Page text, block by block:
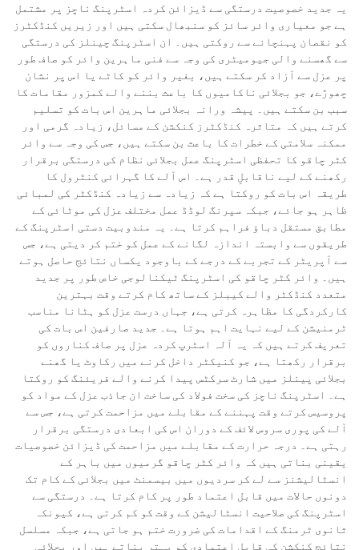
یہ جدید خصوصیت درستگی سے ڈیزائن کردہ اسٹرپنگ ناچز پر مشتمل
ہے جو معیاری وائر سائز کو سنبھال سکتی ہیں اور زیریں کنڈکٹرز
کو نقصان پہنچانے سے روکتی ہیں۔ ان اسٹرپنگ چینلز کی درستگی
سے گھسنے والی جیومیٹری کی وجہ سے فنی ماہرین وائر کو صاف طور
پر عزل سے آزاد کر سکتے ہیں، بغیر وائر کو کاٹے یا اس پر نشان
چھوڑے، جو بجلائی ناکامیوں کا باعث بننے والے کمزور مقامات کا
سبب بن سکتے ہیں۔ پیشہ ورانہ بجلائی ماہرین اس بات کو تسلیم
کرتے ہیں کہ متاثرہ کنڈکٹرز کنکشن کے مسائل، زیادہ گرمی اور
ممکنہ سلامتی کے خطرات کا باعث بن سکتے ہیں، جس کی وجہ سے وائر
کٹر چاقو کا تحفظی اسٹرپنگ عمل بجلائی نظام کی درستگی برقرار
رکھنے کے لیے ناقابلِ قدر ہے۔ اس آلے کا گہرائی کنٹرول کا
طریقہ اس بات کو روکتا ہے کہ زیادہ سے زیادہ کنڈکٹر کی لمبائی
ظاہر ہو جائے، جبکہ سپرنگ لوڈڈ عمل مختلف عزل کی موٹائی کے
مطابق مستقل دباؤ فراہم کرتا ہے۔ یہ مندوبیت دستی اسٹرپنگ کے
طریقوں سے وابستہ اندازہ لگانے کے عمل کو ختم کر دیتی ہے، جس
سے آپریٹر کے تجربے کے درجے کے باوجود یکساں نتائج حاصل ہوتے
ہیں۔ وائر کٹر چاقو کی اسٹرپنگ ٹیکنالوجی خاص طور پر جدید
متعدد کنڈکٹر والے کیبلز کے ساتھ کام کرتے وقت بہترین
کارکردگی کا مظاہرہ کرتی ہے، جہاں درست عزل کو ہٹانا مناسب
ٹرمنیشن کے لیے نہایت اہم ہوتا ہے۔ جدید صارفین اس بات کی
تعریف کرتے ہیں کہ یہ آلہ اسٹرپ کردہ عزل پر صاف کناروں کو
برقرار رکھتا ہے، جو کنیکٹر داخل کرنے میں رکاوٹ یا گھنے
بجلائی پینلز میں شارٹ سرکٹس پیدا کرنے والے فریئنگ کو روکتا
ہے۔ اسٹرپنگ ناچز کی سخت فولاد کی ساخت ان جاذب عزل کے مواد کو
پروسیس کرتے وقت پہننے کے مقابلے میں مزاحمت کرتی ہے، جس سے
آلے کی پوری سروس لائف کے دوران اس کی ابعادی درستگی برقرار
رہتی ہے۔ درجہ حرارت کے مقابلے میں مزاحمت کی ڈیزائن خصوصیات
یقینی بناتی ہیں کہ وائر کٹر چاقو گرمیوں میں باہر کے
انسٹالیشنز سے لے کر سردیوں میں بیسمنٹ میں بجلائی کے کام تک
دونوں حالات میں قابل اعتماد طور پر کام کرتا ہے۔ درستگی سے
اسٹرپنگ کی صلاحیت انسٹالیشن کے وقت کو کم کرتی ہے، کیونکہ
ثانوی ٹرمنگ کے اقدامات کی ضرورت ختم ہو جاتی ہے، جبکہ مسلسل
نتائج کنکشن کی قابل اعتمادی کو بہتر بناتے ہیں اور بجلائی